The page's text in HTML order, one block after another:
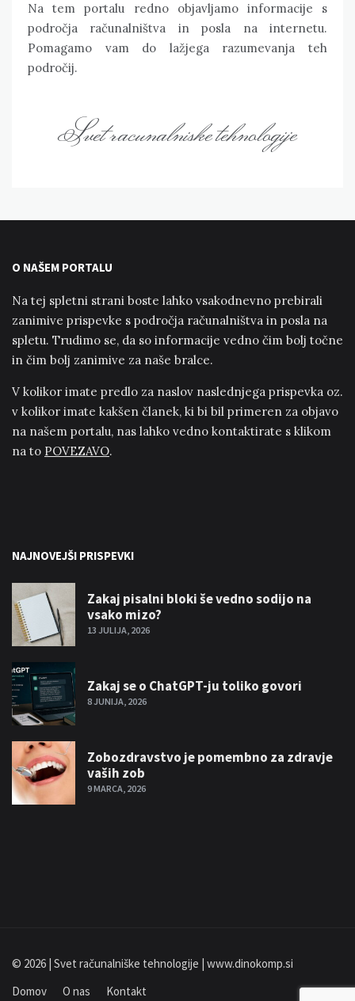
Na tem portalu redno objavljamo informacije s
področja računalništva in posla na internetu.
Pomagamo vam do lažjega razumevanja teh
področij.
Svet racunalniske tehnologije
O NAŠEM PORTALU
Na tej spletni strani boste lahko vsakodnevno prebirali
zanimive prispevke s področja računalništva in posla na
spletu. Trudimo se, da so informacije vedno čim bolj točne
in čim bolj zanimive za naše bralce.
V kolikor imate predlo za naslov naslednjega prispevka oz.
v kolikor imate kakšen članek, ki bi bil primeren za objavo
na našem portalu, nas lahko vedno kontaktirate s klikom
na to POVEZAVO.
NAJNOVEJŠI PRISPEVKI
Zakaj pisalni bloki še vedno sodijo na
vsako mizo?
13 JULIJA, 2026
Zakaj se o ChatGPT-ju toliko govori
8 JUNIJA, 2026
Zobozdravstvo je pomembno za zdravje
vaših zob
9 MARCA, 2026
© 2026 | Svet računalniške tehnologije | www.dinokomp.si
Domov
O nas Kontakt